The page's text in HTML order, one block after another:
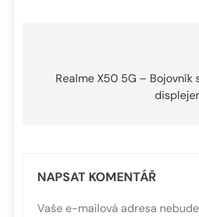
proRealme X50 5G – Bojovník
NAPSAT KOMENTÁŘ
Vaše e-mailová adresa